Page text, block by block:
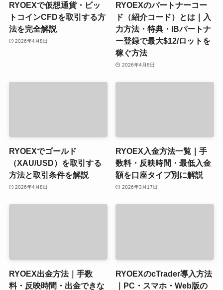
RYOEXで仮想通貨・ビッ
トコインCFDを取引する方
法を完全解説
2026年4月8日
RYOEXのパートナーコー
ド（紹介コード）とは｜入
力方法・特典・IBパートナ
ー登録で最大$12/ロットを
稼ぐ方法
2026年4月8日
RYOEXでゴールド
（XAU/USD）を取引する
方法と取引条件を解説
2026年4月8日
RYOEX入金方法一覧｜手
数料・反映時間・最低入金
額を口座タイプ別に解説
2026年3月17日
RYOEX出金方法｜手数
料・反映時間・出金できな
RYOEXのcTrader導入方法
｜PC・スマホ・Web版の